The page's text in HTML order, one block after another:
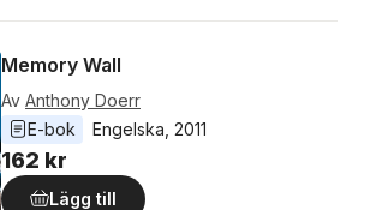
Memory Wall
Av Anthony Doerr
E-bok
Engelska 2011
162 kr
Lägg till